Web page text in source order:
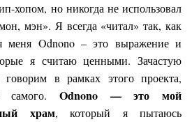
хопом, но никогда не использовал
мэн». Я всегда «читал» так, как
меня Odnono – это выражение и
я считаю ценными. Зачастую
в рамках этого проекта,
самого. Odnono — это мой
храм, который я пытаюсь